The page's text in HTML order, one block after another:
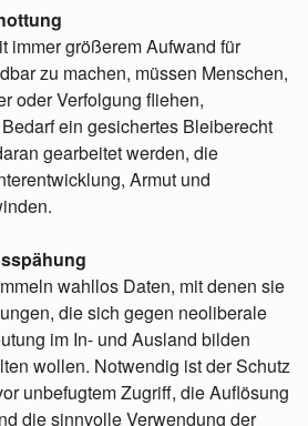
immer größerem Aufwand für
zu machen, müssen Menschen,
oder Verfolgung fliehen,
ein gesichertes Bleiberecht
gearbeitet werden, die
Armut und
wahllos Daten, mit denen sie
die sich gegen neoliberale
im In- und Ausland bilden
wollen. Notwendig ist der Schutz
unbefugtem Zugriff, die Auflösung
die sinnvolle Verwendung der